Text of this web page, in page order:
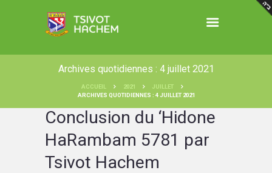
Archives quotidiennes : 4 juillet 2021
ACCUEIL 2021
JUILLET
ARCHIVES QUOTIDIENNES : 4 JUILLET 2021
Conclusion du ‘Hidone
HaRambam 5781 par
Tsivot Hachem